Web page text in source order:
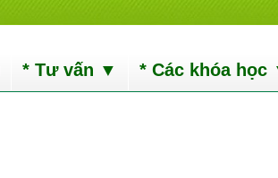
* Tư vấn ▼ * Các khóa học